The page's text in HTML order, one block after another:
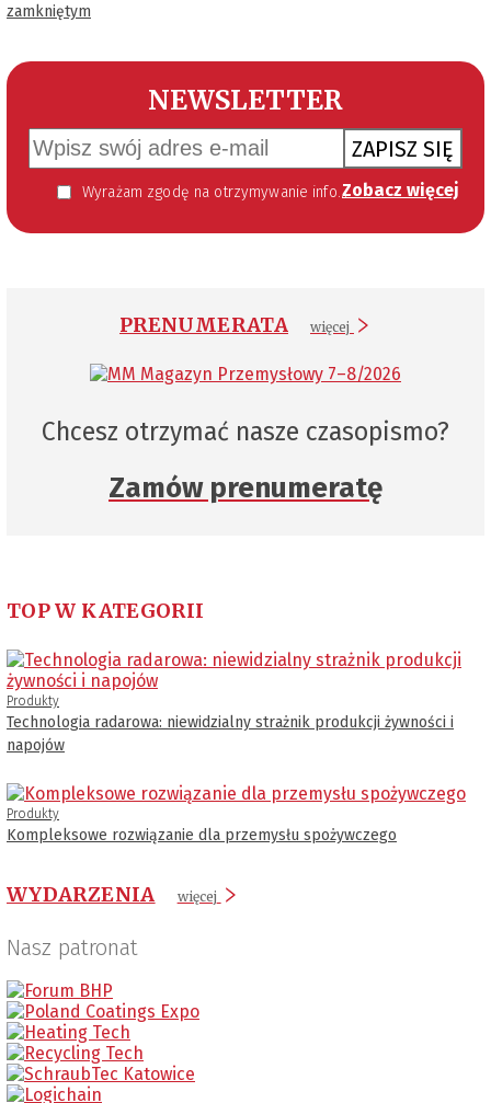
zamkniętym
NEWSLETTER
ZAPISZ SIĘ
Wyrażam zgodę na otrzymywanie informacji handlowej kierowanej do mnie za pomocą środków komunikacji elektronicznej w szczególności poczty elektronicznej zgodnie z przepisem art. 10 ust 2 ustawy z dnia 18 lipca 2002 roku o świadczeniu usług drogą elektroniczną (Dz. U. 144 z 2002 r. poz. 1204). Zgoda jest dobrowolna, jednak jej wyrażenie jest konieczne, aby otrzymywać newsletter. Zobacz więcej
PRENUMERATA więcej
Chcesz otrzymać nasze czasopismo?
Zamów prenumeratę
TOP W KATEGORII
Produkty
Technologia radarowa: niewidzialny strażnik produkcji żywności i
napojów
Produkty
Kompleksowe rozwiązanie dla przemysłu spożywczego
WYDARZENIA więcej
Nasz patronat